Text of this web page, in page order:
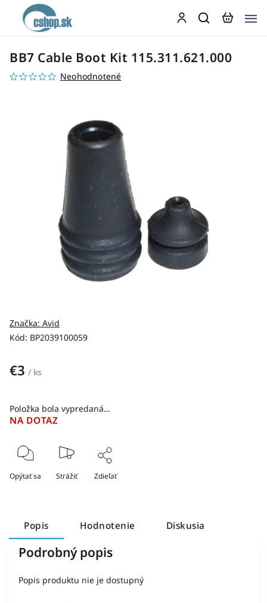
BB7 Cable Boot Kit 115.311.621.000
Neohodnotené
Kód: BP2039100059
Značka: Avid
€3 / ks
NA DOTAZ
Položka bola vypredaná…
Opýtať sa Strážiť Zdieľať
Popis Hodnotenie Diskusia
Podrobný popis
Popis produktu nie je dostupný